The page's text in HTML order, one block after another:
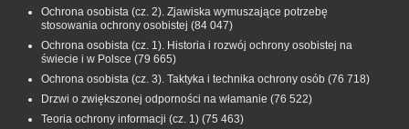
Ochrona osobista (cz. 2). Zjawiska wymuszające potrzebę
stosowania ochrony osobistej (84 047)
Ochrona osobista (cz. 1). Historia i rozwój ochrony osobistej na
świecie i w Polsce (79 665)
Ochrona osobista (cz. 3). Taktyka i technika ochrony osób (76 718)
Drzwi o zwiększonej odporności na włamanie (76 522)
Teoria ochrony informacji (cz. 1) (75 463)